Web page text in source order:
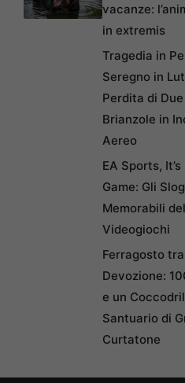
vacanze:
in extremis
Tragedia in
Seregno in
Perdita di
Brianzole in
Aereo
EA Sports,
Game: Gli
Memorabili
Videogiochi
Ferragosto
Devozione:
e un
Santuario di
Curtatone